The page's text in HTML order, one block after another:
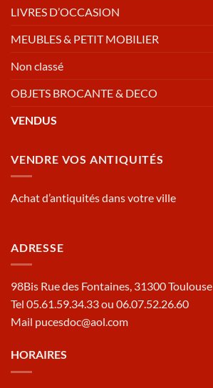
LIVRES D’OCCASION
MEUBLES & PETIT MOBILIER
Non classé
OBJETS BROCANTE & DECO
VENDUS
VENDRE VOS ANTIQUITÉS
Achat d’antiquités dans votre ville
ADRESSE
98Bis Rue des Fontaines, 31300 Toulouse
Tel 05.61.59.34.33 ou 06.07.52.26.60
Mail pucesdoc@aol.com
HORAIRES